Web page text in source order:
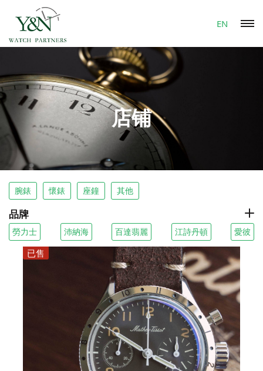
EN
店铺
腕錶 懷錶 座鐘 其他
品牌
勞力士 沛納海 百達翡麗 江詩丹頓 愛彼
已售